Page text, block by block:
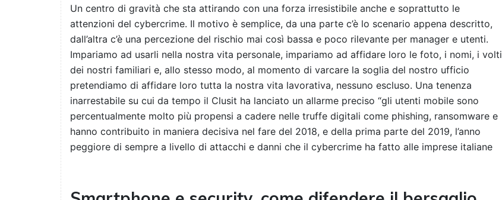
Un centro di gravità che sta attirando con una forza irresistibile anche e soprattutto le
attenzioni del cybercrime. Il motivo è semplice, da una parte c’è lo scenario appena descritto,
dall’altra c’è una percezione del rischio mai così bassa e poco rilevante per manager e utenti.
Impariamo ad usarli nella nostra vita personale, impariamo ad affidare loro le foto, i nomi, i volti
dei nostri familiari e, allo stesso modo, al momento di varcare la soglia del nostro ufficio
pretendiamo di affidare loro tutta la nostra vita lavorativa, nessuno escluso. Una tenenza
inarrestabile su cui da tempo il Clusit ha lanciato un allarme preciso “gli utenti mobile sono
percentualmente molto più propensi a cadere nelle truffe digitali come phishing, ransomware e
hanno contribuito in maniera decisiva nel fare del 2018, e della prima parte del 2019, l’anno
peggiore di sempre a livello di attacchi e danni che il cybercrime ha fatto alle imprese italiane